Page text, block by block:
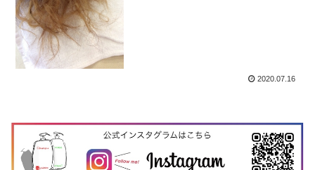
2020.07.16